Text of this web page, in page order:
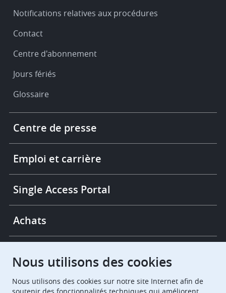
Notifications relatives aux procédures
Contact
Centre d'abonnement
Jours fériés
Glossaire
More
links
Centre de presse
Emploi et carrière
Single Access Portal
Achats
European Patent Office EPO Jobs
Nous utilisons des cookies
Nous utilisons des cookies sur notre site Internet afin de